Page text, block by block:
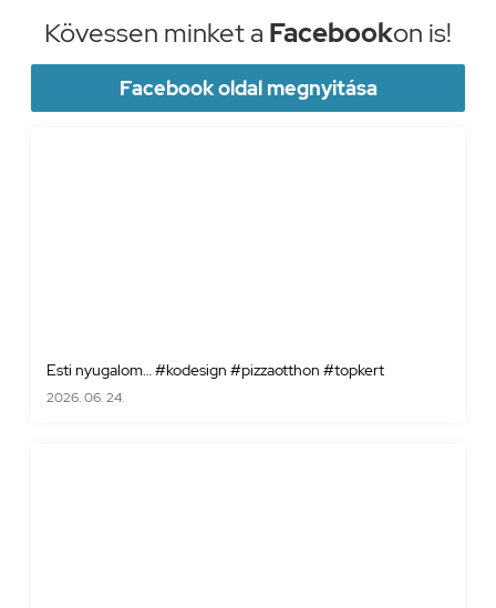
Kövessen minket a Facebookon is!
Facebook oldal megnyitása
Esti nyugalom… #kodesign #pizzaotthon #topkert
2026. 06. 24.